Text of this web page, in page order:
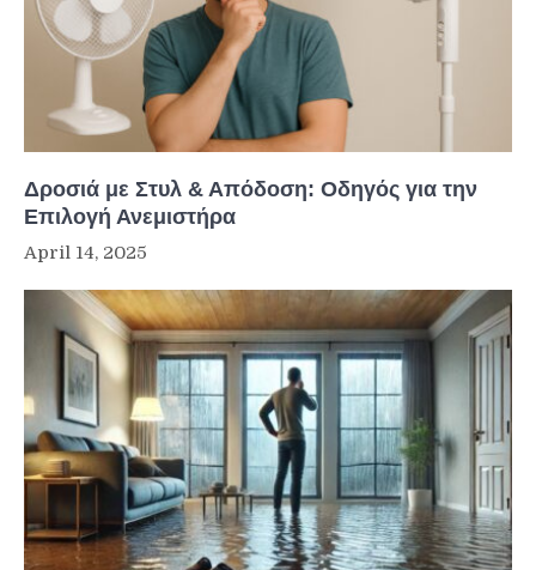
Δροσιά με Στυλ & Απόδοση: Οδηγός για την
Επιλογή Ανεμιστήρα
April 14, 2025